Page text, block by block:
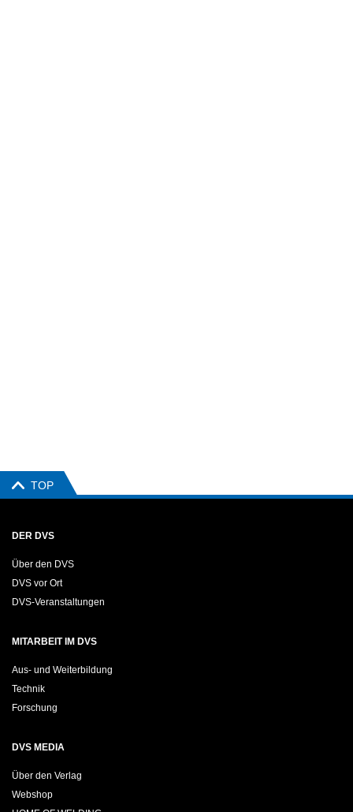
TOP
DER DVS
Über den DVS
DVS vor Ort
DVS-Veranstaltungen
MITARBEIT IM DVS
Aus- und Weiterbildung
Technik
Forschung
DVS MEDIA
Über den Verlag
Webshop